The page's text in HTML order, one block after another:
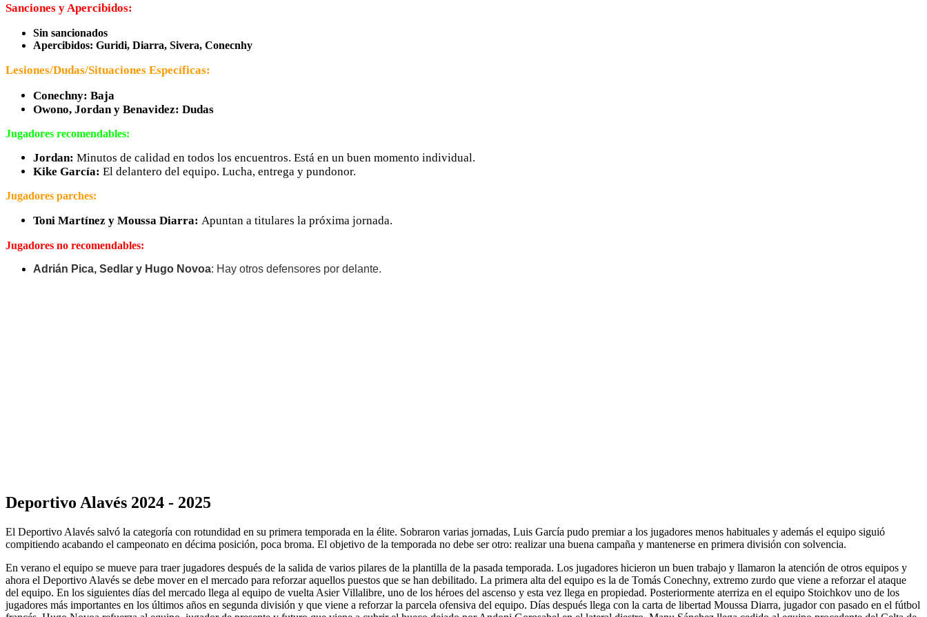
Sanciones y Apercibidos:
Sin sancionados
Apercibidos: Guridi, Diarra, Sivera, Conecnhy
Lesiones/Dudas/Situaciones Específicas:
Conechny: Baja
Owono, Jordan y Benavidez: Dudas
Jugadores recomendables:
Jordan: Minutos de calidad en todos los encuentros. Está en un buen momento individual.
Kike García: El delantero del equipo. Lucha, entrega y pundonor.
Jugadores parches:
Toni Martínez y Moussa Diarra: Apuntan a titulares la próxima jornada.
Jugadores no recomendables:
Adrián Pica, Sedlar y Hugo Novoa: Hay otros defensores por delante.
Deportivo Alavés 2024 - 2025
El Deportivo Alavés salvó la categoría con rotundidad en su primera temporada en la élite. Sobraron varias jornadas, Luis García pudo premiar a los jugadores menos habituales y además el equipo siguió
compitiendo acabando el campeonato en décima posición, poca broma. El objetivo de la temporada no debe ser otro: realizar una buena campaña y mantenerse en primera división con solvencia.
En verano el equipo se mueve para traer jugadores después de la salida de varios pilares de la plantilla de la pasada temporada. Los jugadores hicieron un buen trabajo y llamaron la atención de otros equipos y
ahora el Deportivo Alavés se debe mover en el mercado para reforzar aquellos puestos que se han debilitado. La primera alta del equipo es la de Tomás Conechny, extremo zurdo que viene a reforzar el ataque
del equipo. En los siguientes días del mercado llega al equipo de vuelta Asier Villalibre, uno de los héroes del ascenso y esta vez llega en propiedad. Posteriormente aterriza en el equipo Stoichkov uno de los
jugadores más importantes en los últimos años en segunda división y que viene a reforzar la parcela ofensiva del equipo. Días después llega con la carta de libertad Moussa Diarra, jugador con pasado en el fútbol